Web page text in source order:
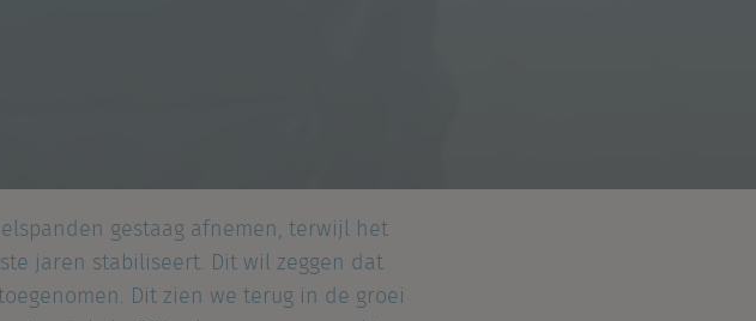
gestaag afnemen, terwijl het
jaren stabiliseert. Dit wil zeggen dat
Dit zien we terug in de groei